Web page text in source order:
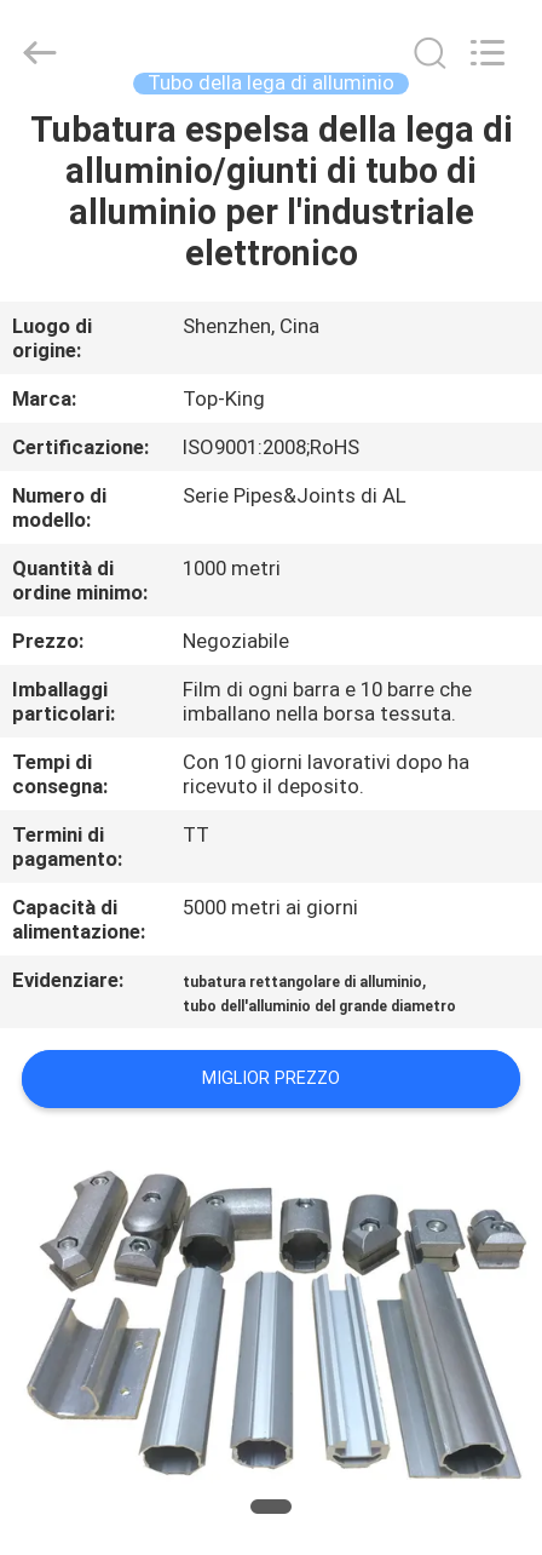
CASA.
PRODOTTI
DI
NOI
VISITA
ALLA
FABBRICA
CONTROLLO
DELLA
QUALITÀ
CONTATTACI
CHIEDI UN
PREVENTIVO
DEL
SITO
POLITICA
PRIVACY
Jingji
Technology
Rights
Reserved.
Tubo della lega di alluminio
Tubatura espelsa della lega di
alluminio/giunti di tubo di
alluminio per l'industriale
elettronico
Luogo di
origine:
Shenzhen, Cina
Marca:
Top-King
Certificazione:
ISO9001:2008;RoHS
Numero di
modello:
Serie Pipes&Joints di AL
Quantità di
ordine minimo:
1000 metri
Prezzo:
Negoziabile
Imballaggi
particolari:
Film di ogni barra e 10 barre che
imballano nella borsa tessuta.
Tempi di
consegna:
Con 10 giorni lavorativi dopo ha
ricevuto il deposito.
Termini di
pagamento:
TT
Capacità di
alimentazione:
5000 metri ai giorni
Evidenziare: tubatura rettangolare di alluminio,
tubo dell'alluminio del grande diametro
MIGLIOR PREZZO